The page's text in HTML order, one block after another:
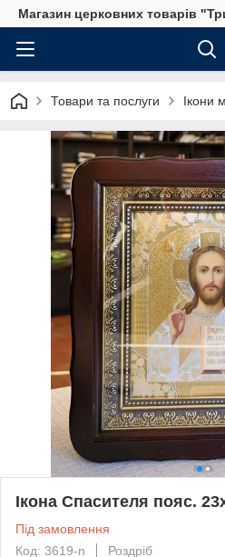
Магазин церковних товарів
Товари та послуги Ікони
Ікона Спасителя пояс.
Під замовлення
Код: 3619-n
Роздріб